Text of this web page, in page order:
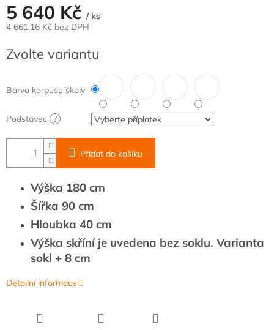
5 640 Kč / ks
4 661,16 Kč bez DPH
cena:
Zvolte variantu
Barva korpusu školy
Podstavec ?
Přidat do košíku
Výška 180 cm
Šířka 90 cm
Hloubka 40 cm
Výška skříní je uvedena bez soklu. Varianta
sokl + 8 cm
Detailní informace